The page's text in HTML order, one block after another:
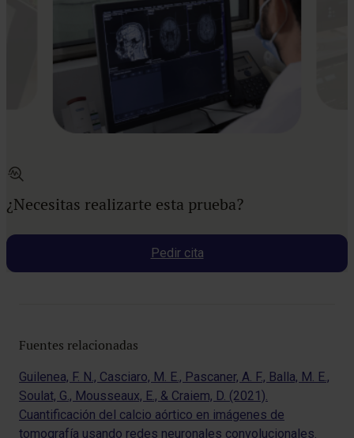
¿Necesitas realizarte esta prueba?
Pedir cita
Fuentes relacionadas
Guilenea, F. N., Casciaro, M. E., Pascaner, A. F., Balla, M. E.,
Soulat, G., Mousseaux, E., & Craiem, D. (2021).
Cuantificación del calcio aórtico en imágenes de
tomografía usando redes neuronales convolucionales.